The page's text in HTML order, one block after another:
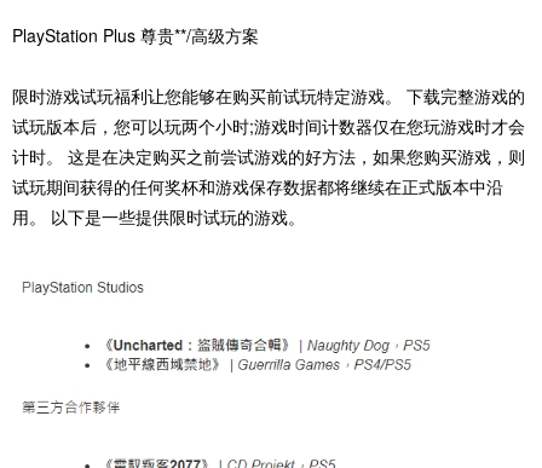
‎PlayStation Plus ‎‎尊贵‎‎**/‎‎高级方案‎
‎限时游戏试玩福利让您能够在购买前试玩特定游戏。 下载完整游戏的
试玩版本后，您可以玩两个小时;游戏时间计数器仅在您玩游戏时才会
计时。 这是在决定购买之前尝试游戏的好方法，如果您购买游戏，则
试玩期间获得的任何奖杯和游戏保存数据都将继续在正式版本中沿
用。 以下是一些提供限时试玩的游戏。‎